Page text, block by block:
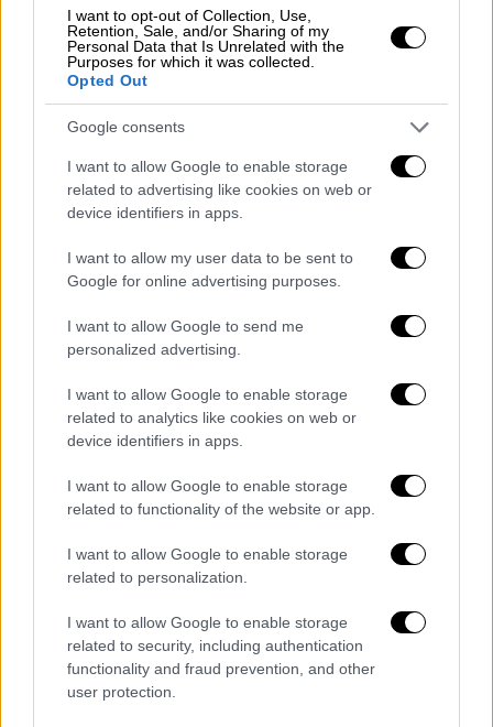
I want to opt-out of Collection, Use,
Retention, Sale, and/or Sharing of my
Personal Data that Is Unrelated with the
Purposes for which it was collected.
Opted Out
Google consents
I want to allow Google to enable storage
related to advertising like cookies on web or
device identifiers in apps.
I want to allow my user data to be sent to
Google for online advertising purposes.
I want to allow Google to send me
personalized advertising.
I want to allow Google to enable storage
related to analytics like cookies on web or
device identifiers in apps.
I want to allow Google to enable storage
related to functionality of the website or app.
I want to allow Google to enable storage
related to personalization.
I want to allow Google to enable storage
related to security, including authentication
functionality and fraud prevention, and other
user protection.
ζωντανά στις 6 Ιουνίου, στο Terra Vibe Park
της Μαλακάσας, στο πλαίσιο της
ευρωπαϊκής του περιοδείας.
ΑΛΛΑ #TAGS
συγκρότημα
σύνταξη
Iron Maiden
Metallica